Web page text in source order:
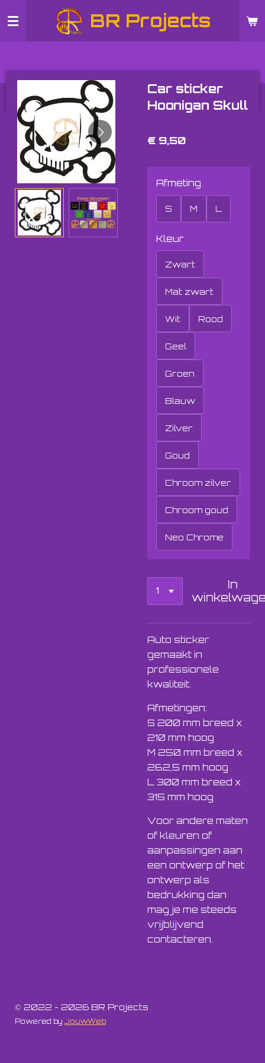
direct
hoofdinhoud
BR Projects
Car sticker
Hoonigan Skull
€ 9,50
Afmeting
S M L
Kleur
Zwart
Mat zwart
Wit Rood
Geel
Groen
Blauw
Zilver
Goud
Chroom zilver
Chroom goud
Neo Chrome
In
Auto sticker
gemaakt in
professionele
kwaliteit.
Afmetingen:
S 200 mm breed x
210 mm hoog
M 250 mm breed x
262,5 mm hoog
L 300 mm breed x
315 mm hoog
Voor andere maten
of kleuren of
aanpassingen aan
een ontwerp of het
ontwerp als
bedrukking dan
mag je me steeds
vrijblijvend
contacteren.
© 2022 - 2026 BR Projects
Powered by JouwWeb